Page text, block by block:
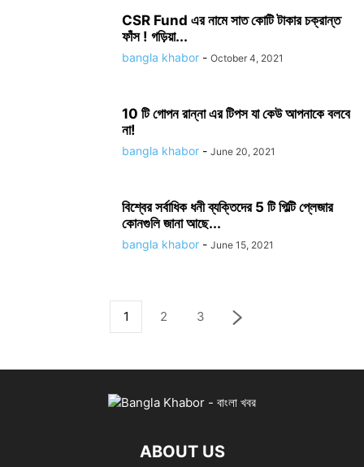
CSR Fund এর নামে সাত কোটি টাকার চক্রান্ত
ফাঁস ! গড়িয়া...
bangla khabor - October 4, 2021
10 টি গোপন রান্না এর টিপস যা কেউ আপনাকে বলবে
না!
bangla khabor - June 20, 2021
বিশ্বের সর্বাধিক ধনী ব্যক্তিদের 5 টি গিল্টি প্লেজার
কোনগুলি জানা আছে...
bangla khabor - June 15, 2021
1 2 3
ABOUT US